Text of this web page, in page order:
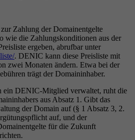
Zahlung der Domainentgelte
wie die Zahlungskonditionen aus der
ergeben, abrufbar unter
. DENIC kann diese Preisliste mit
zwei Monaten ändern. Etwa bei der
trägt der Domaininhaber.
ein DENIC-Mitglied verwaltet, ruht die
aus Absatz 1. Gibt das
der Domain auf (§ 1 Absatz 3, 2.
auf, und der
für die Zukunft